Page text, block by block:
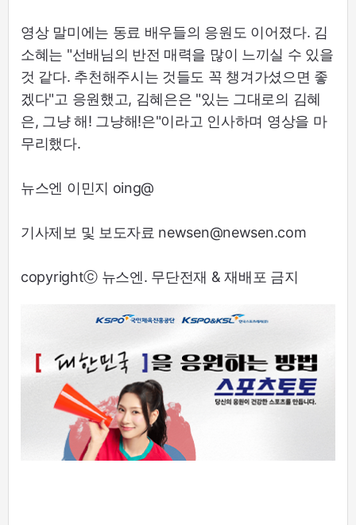
영상 말미에는 동료 배우들의 응원도 이어졌다. 김
소혜는 "선배님의 반전 매력을 많이 느끼실 수 있을
것 같다. 추천해주시는 것들도 꼭 챙겨가셨으면 좋
겠다"고 응원했고, 김혜은은 "있는 그대로의 김혜
은, 그냥 해! 그냥해!은"이라고 인사하며 영상을 마
무리했다.
뉴스엔 이민지 oing@
기사제보 및 보도자료 newsen@newsen.com
copyrightⓒ 뉴스엔. 무단전재 & 재배포 금지